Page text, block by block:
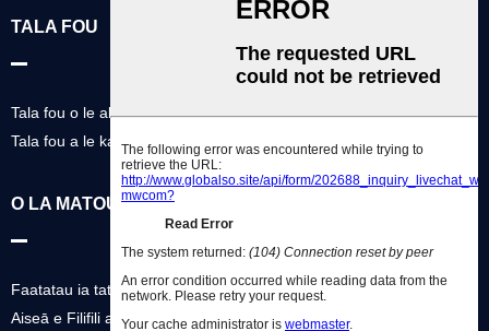
TALA FOU
Tala fou o le alamanuia
Tala fou a le kamupani
O LA MATOU KAMUPANI
Faatatau ia tatou
Aiseā e Filifili ai Matou